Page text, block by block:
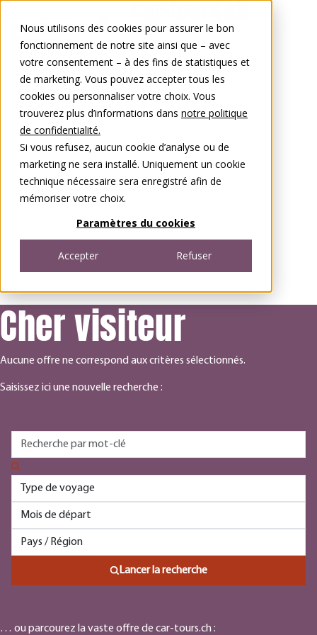
Nous utilisons des cookies pour assurer le bon
fonctionnement de notre site ainsi que – avec
votre consentement – à des fins de statistiques et
de marketing. Vous pouvez accepter tous les
cookies ou personnaliser votre choix. Vous
trouverez plus d’informations dans notre politique
de confidentialité.
Si vous refusez, aucun cookie d’analyse ou de
marketing ne sera installé. Uniquement un cookie
technique nécessaire sera enregistré afin de
mémoriser votre choix.
Paramètres du cookies
Accepter Refuser
0848 00 77 88
Cher visiteur
Aucune offre ne correspond aux critères sélectionnés.
Saisissez ici une nouvelle recherche :
Lancer la recherche
… ou parcourez la vaste offre de car-tours.ch :